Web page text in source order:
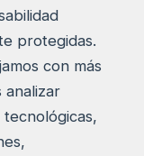
protegidas.
con más
analizar